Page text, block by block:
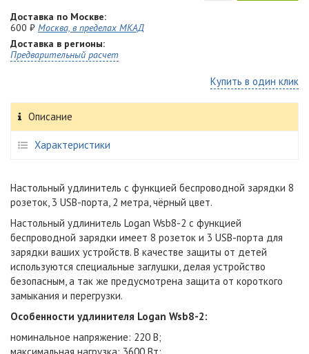
Доставка по Москве:
600 ₽ Москва, в пределах МКАД
Доставка в регионы:
Предварительный расчет
Купить в один клик
Описание
Характеристики
Настольный удлинитель с функцией беспроводной зарядки 8
розеток, 3 USB-порта, 2 метра, чёрный цвет.
Настольный удлинитель Logan Wsb8-2 с функцией
беспроводной зарядки имеет 8 розеток и 3 USB-порта для
зарядки ваших устройств. В качестве защиты от детей
используются специальные заглушки, делая устройство
безопасным, а так же предусмотрена защита от короткого
замыкания и перегрузки.
Особенности удлинителя Logan Wsb8-2:
номинальное напряжение: 220 В;